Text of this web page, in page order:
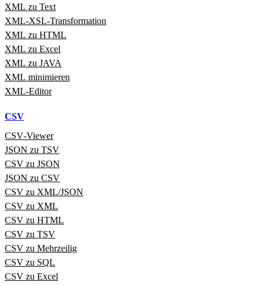
XML zu Text
XML‑XSL‑Transformation
XML zu HTML
XML zu Excel
XML zu JAVA
XML minimieren
XML‑Editor
CSV
CSV‑Viewer
JSON zu TSV
CSV zu JSON
JSON zu CSV
CSV zu XML/JSON
CSV zu XML
CSV zu HTML
CSV zu TSV
CSV zu Mehrzeilig
CSV zu SQL
CSV zu Excel